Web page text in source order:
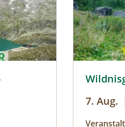
© Siehe Veranstalter
7. Aug.